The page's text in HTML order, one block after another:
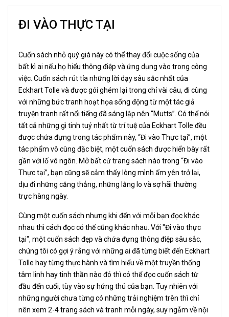
ĐI VÀO THỰC TẠI
Cuốn sách nhỏ quý giá này có thể thay đổi cuộc sống của
bất kì ai nếu họ hiểu thông điệp và ứng dụng vào trong công
việc. Cuốn sách rút tỉa những lời dạy sâu sắc nhất của
Eckhart Tolle và được gói ghém lại trong chỉ vài câu, đi cùng
với những bức tranh hoạt họa sống động từ một tác giả
truyện tranh rất nổi tiếng đã sáng lập nên “Mutts”. Có thể nói
tất cả những gì tinh tuý nhất từ trí tuệ của Eckhart Tolle đều
được chứa đựng trong tác phẩm này, “Đi vào Thực tại”, một
tác phẩm vô cùng đặc biệt, một cuốn sách được hiển bày rất
gần với lố vô ngôn. Mở bất cứ trang sách nào trong “Đi vào
Thực tại”, bạn cũng sẽ cảm thấy lòng mình ấm yên trở lại,
dịu đi những căng thẳng, những lắng lo và sợ hãi thường
trực hàng ngày.
Cùng một cuốn sách nhưng khi đến với mỗi bạn đọc khác
nhau thì cách đọc có thể cũng khác nhau. Với "Đi vào thực
tại", một cuốn sách đẹp và chứa đựng thông điệp sâu sắc,
chúng tôi có gợi ý rằng với những ai đã từng biết đến Eckhart
Tolle hay từng thực hành và tìm hiểu về một truyền thống
tâm linh hay tinh thần nào đó thì có thể đọc cuốn sách từ
đầu đến cuối, tùy vào sự hứng thú của bạn. Tuy nhiên với
những người chưa từng có những trải nghiệm trên thì chỉ
nên xem 2-4 trang sách và tranh mỗi ngày, suy ngẫm về nội